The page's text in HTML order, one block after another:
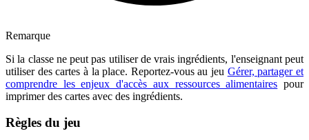
Remarque
Si la classe ne peut pas utiliser de vrais ingrédients, l'enseignant peut
utiliser des cartes à la place. Reportez-vous au jeu Gérer, partager et
comprendre les enjeux d'accès aux ressources alimentaires pour
imprimer des cartes avec des ingrédients.
Règles du jeu